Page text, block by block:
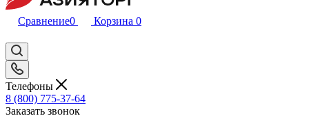
Сравнение0 Корзина 0
Телефоны
8 (800) 775-37-64
Заказать звонок